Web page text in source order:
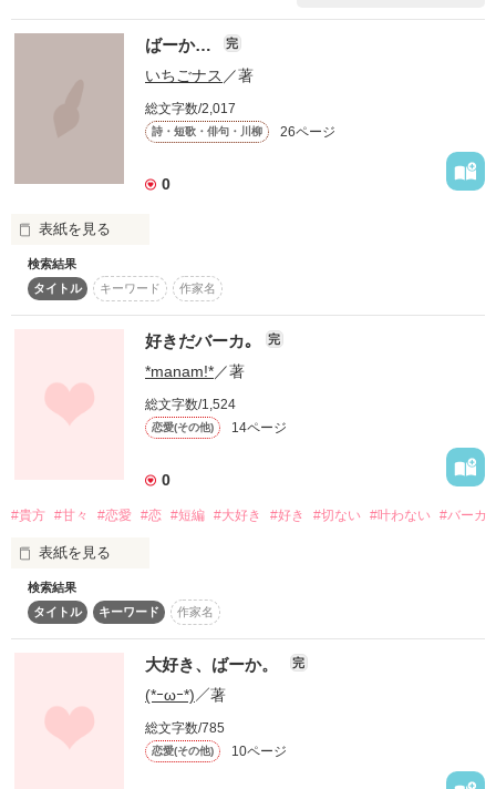
検索ワード
タイトル
あらすじ
コンテスト
スターツ出版小説投稿サイト合同企画「1話からの長編大
その他の条件 動画あり
ばーか… 完
いちごナス ／著
総文字数/2,017
詩・短歌・俳句・川柳 26ページ
0
表紙を見る
なんか勢いで書いたので
作品を読む
検索結果
タイトル
キーワード 作家名
好きだバーカ｡ 完
*manam!*／著
総文字数/1,524
恋愛(その他) 14ページ
0
#貴方 #甘々 #恋愛 #恋 #短編 #大好き #好き #切ない #叶わない #バーカ
表紙を見る
      明日もし
         私
検索結果
タイトル
キーワード 作家名
大好き、ばーか。 完
(*ｰωｰ*)／著
総文字数/785
恋愛(その他) 10ページ